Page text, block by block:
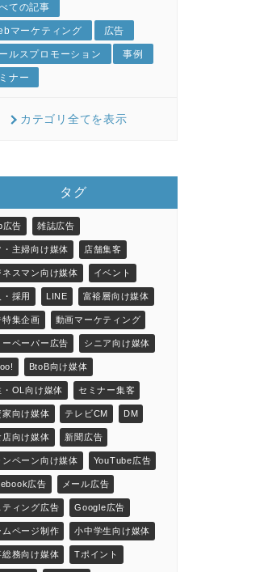
ての記事
マーケティング 広告
ルスプロモーション 事例
ナー
カテゴリ全てを表示
タグ
広告 雑誌広告
・主婦向け媒体 店舗集客
ネスマン向け媒体 イベント
・採用 LINE 富裕層向け媒体
特集企画 動画マーケティング
ーペーパー広告 シニア向け媒体
BtoB向け媒体
・OL向け媒体 セミナー集客
家向け媒体 テレビCM DM
店向け媒体 新聞広告
ンペーン向け媒体 YouTube広告
広告 メール広告
ティング広告 Google広告
ムページ制作 小中学生向け媒体
総務向け媒体 Tポイント